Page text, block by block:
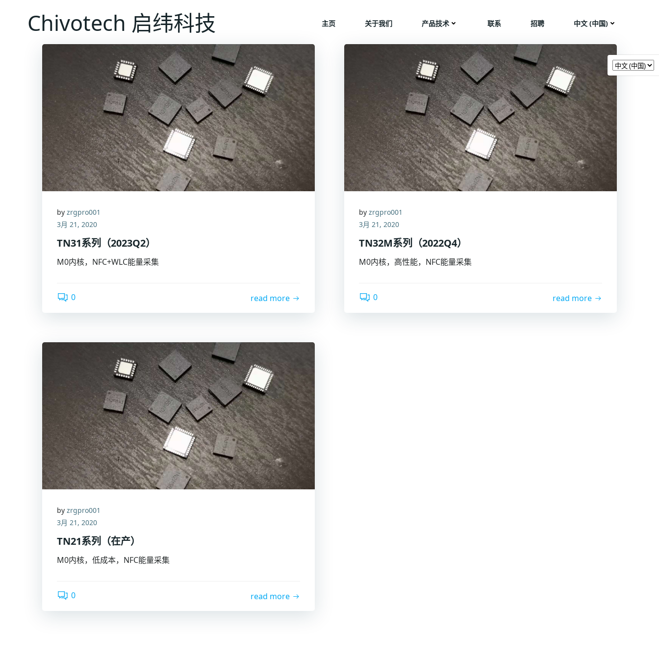
Chivotech 启纬科技 主页 关于我们 产品技术 联系 招聘 中文 (中国)
by zrgpro001
3月 21, 2020
TN31系列（2023Q2）
M0内核，NFC+WLC能量采集
0 read more
by zrgpro001
3月 21, 2020
TN32M系列（2022Q4）
M0内核，高性能，NFC能量采集
0 read more
by zrgpro001
3月 21, 2020
TN21系列（在产）
M0内核，低成本，NFC能量采集
0 read more